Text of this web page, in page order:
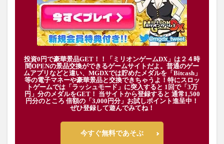
投資0円で豪華景品GET！！「ミリオンゲームDX」は２４時
間OPENの景品交換ができるゲームサイトだよ。普通のゲー
ムアプリなどと違い、MGDXでは貯めたメダルを「Bitcash」
等の電子マネーや豪華景品と交換できちゃうよ！特にスロッ
トゲームでは「ラッシュモード」に突入すると 1回で「3万
円」分のメダルをGET！ 当サイトから登録すると 通常1,500
円分のところ 倍額の「3,000円分」お試しポイント進呈中！
ぜひ登録して遊んでみてね！
今すぐ無料であそぶ